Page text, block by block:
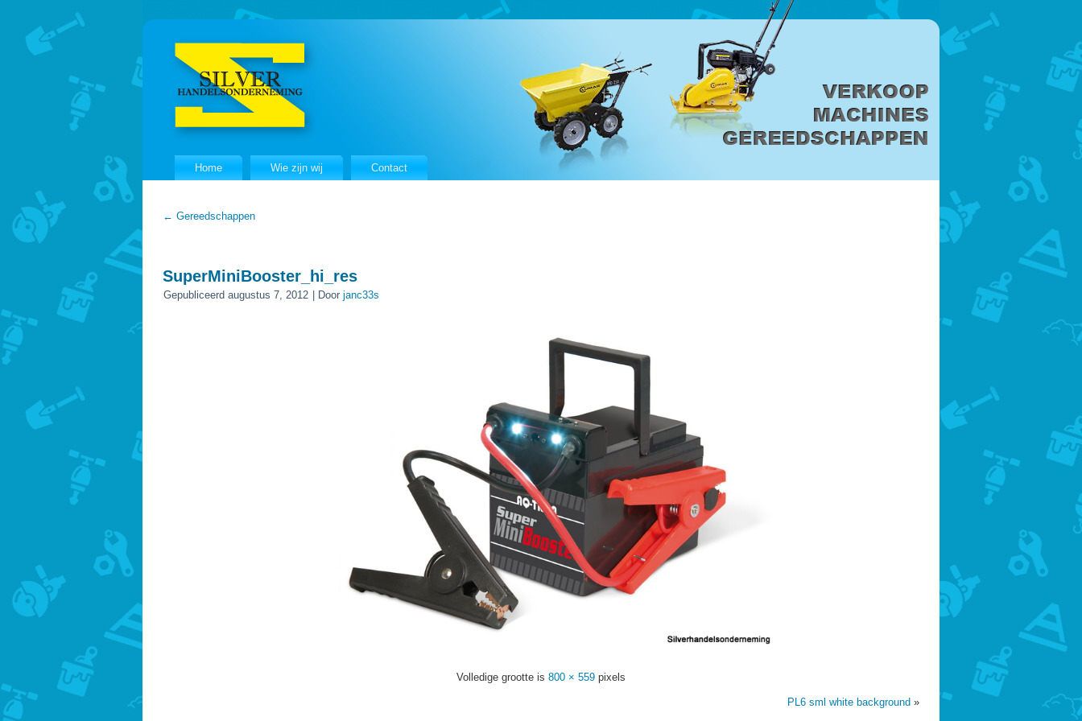
Home Wie zijn wij Contact
← Gereedschappen
SuperMiniBooster_hi_res
Gepubliceerd augustus 7, 2012 Door janc33s
Volledige grootte is 800 × 559 pixels
PL6 sml white background »